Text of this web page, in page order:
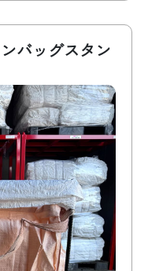
バッグスタン